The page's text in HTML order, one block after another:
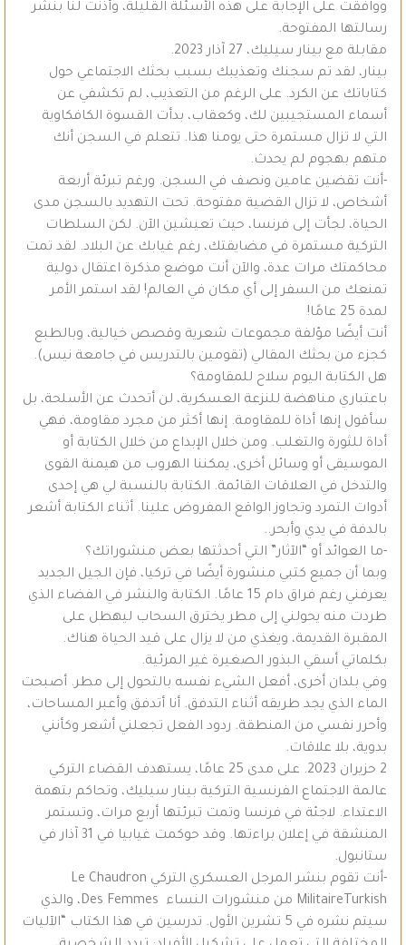
ووافقت على الإجابة على هذه الأسئلة القليلة، وأذنت لنا بنشر
رسالتها المفتوحة.
مقابلة مع بينار سيليك، 27 آذار 2023.
بينار، لقد تم سجنك وتعذيبك بسبب بحثك الاجتماعي حول
كتاباتك عن الكرد. على الرغم من التعذيب، لم تكشفي عن
أسماء المستجيبين لك، وكعقاب، بدأت القسوة الكافكاوية
التي لا تزال مستمرة حتى يومنا هذا. تتعلم في السجن أنك
متهم بهجوم لم يحدث.
-أنت تقضين عامين ونصف في السجن. ورغم تبرئة أربعة
أشخاص، لا تزال القضية مفتوحة. تحت التهديد بالسجن مدى
الحياة، لجأت إلى فرنسا، حيث تعيشين الآن. لكن السلطات
التركية مستمرة في مضايقتك، رغم غيابك عن البلاد. لقد تمت
محاكمتك مرات عدة، والآن أنت موضع مذكرة اعتقال دولية
تمنعك من السفر إلى أي مكان في العالم! لقد استمر الأمر
لمدة 25 عامًا!
أنت أيضًا مؤلفة مجموعات شعرية وقصص خيالية، وبالطبع
كجزء من بحثك المقالي (تقومين بالتدريس في جامعة نيس).
هل الكتابة اليوم سلاح للمقاومة؟
باعتباري مناهضة للنزعة العسكرية، لن أتحدث عن الأسلحة، بل
سأقول إنها أداة للمقاومة. إنها أكثر من مجرد مقاومة، فهي
أداة للثورة والتغلب. ومن خلال الإبداع من خلال الكتابة أو
الموسيقى أو وسائل أخرى، يمكننا الهروب من هيمنة القوى
والتدخل في العلاقات القائمة. الكتابة بالنسبة لي هي إحدى
أدوات التمرد وتجاوز الواقع المفروض علينا. أثناء الكتابة أشعر
بالدفة في يدي وأبحر..
-ما العوائد أو “الآثار” التي أحدثتها بعض منشوراتك؟
وبما أن جميع كتبي منشورة أيضًا في تركيا، فإن الجيل الجديد
يعرفني رغم فراق دام 15 عامًا. الكتابة والنشر في الفضاء الذي
طردت منه يحولني إلى مطر يخترق السحاب ليهطل على
المقبرة القديمة، ويغذي من لا يزال على قيد الحياة هناك.
بكلماتي أسقي البذور الصغيرة غير المرئية.
وفي بلدان أخرى، أفعل الشيء نفسه بالتحول إلى مطر. أصبحت
الماء الذي يجد طريقه أثناء التدفق. أنا أتدفق وأعبر المساحات،
وأحرر نفسي من المنطقة. ردود الفعل تجعلني أشعر وكأنني
بدوية، بلا علاقات.
2 حزيران 2023. على مدى 25 عامًا، يستهدف القضاء التركي
عالمة الاجتماع الفرنسية التركية بينار سيليك، وتحاكم بتهمة
الاعتداء. لاجئة في فرنسا وتمت تبرئتها أربع مرات، وتستمر
المنشقة في إعلان براءتها. وقد حوكمت غيابيا في 31 آذار في
ستانبول.
-أنت تقوم بنشر المرجل العسكري التركي Le Chaudron
MilitaireTurkish من منشورات النساء Des Femmes، والذي
سيتم نشره في 5 تشرين الأول. تدرسين في هذا الكتاب “الآليات